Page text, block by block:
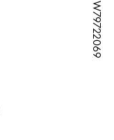
W79722069
W79722069
W79722069
W79722069
W79722069